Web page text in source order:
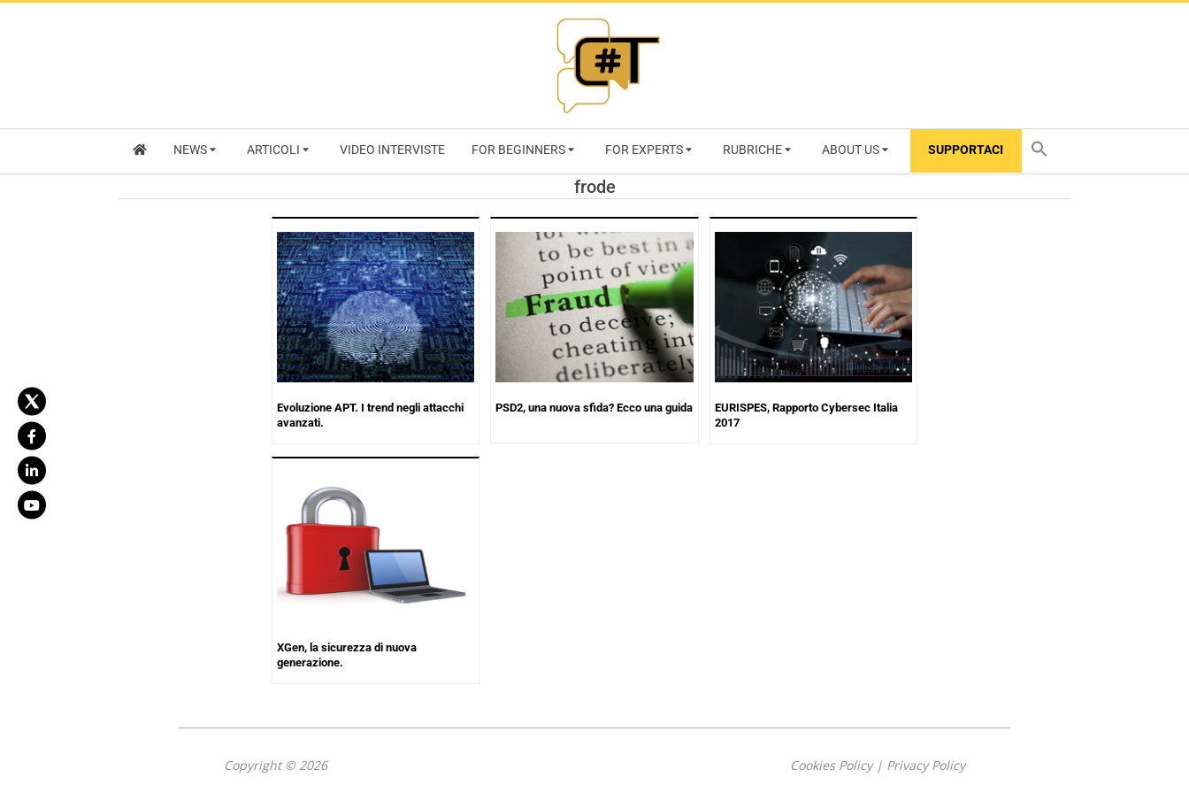
RIVISTA
CYBERSECURITY
TRENDS
NEWS ARTICOLI VIDEO INTERVISTE FOR BEGINNERS FOR EXPERTS RUBRICHE ABOUT US SUPPORTACI
frode
Evoluzione APT. I trend negli attacchi
avanzati.
PSD2, una nuova sfida? Ecco una guida
EURISPES, Rapporto Cybersec Italia
2017
XGen, la sicurezza di nuova
generazione.
Copyright © 2026 Cookies Policy| Privacy Policy